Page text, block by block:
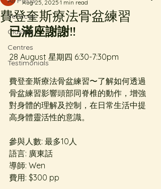
Services
Classes
Centres
Testimonials
費登奎斯療法骨盆練習
Aug 25, 2025 1 min read
已滿座謝謝!!
28 August 星期四 6:30-7:30pm
費登奎斯療法骨盆練習〜了解如何透過
骨盆練習影響頭部同脊椎的動作，增強
對身體的理解及控制，在日常生活中提
高身體靈活性的意識。
參與人數: 最多10人
語言: 廣東話
導師: Wen
費用: $300 pp